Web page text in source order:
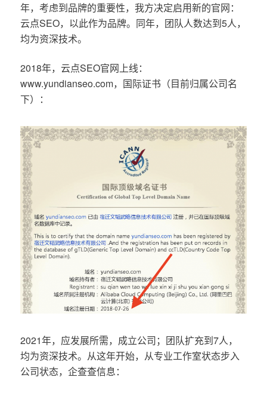
年，考虑到品牌的重要性，我方决定启用新的官网：
云点SEO，以此作为品牌。同年，团队人数达到5人，
均为资深技术。
2018年，云点SEO官网上线：
www.yundianseo.com，国际证书（目前归属公司名
下）：
2021年，应发展所需，成立公司；团队扩充到7人，
均为资深技术。从这年开始，从专业工作室状态步入
公司状态，企查查信息：